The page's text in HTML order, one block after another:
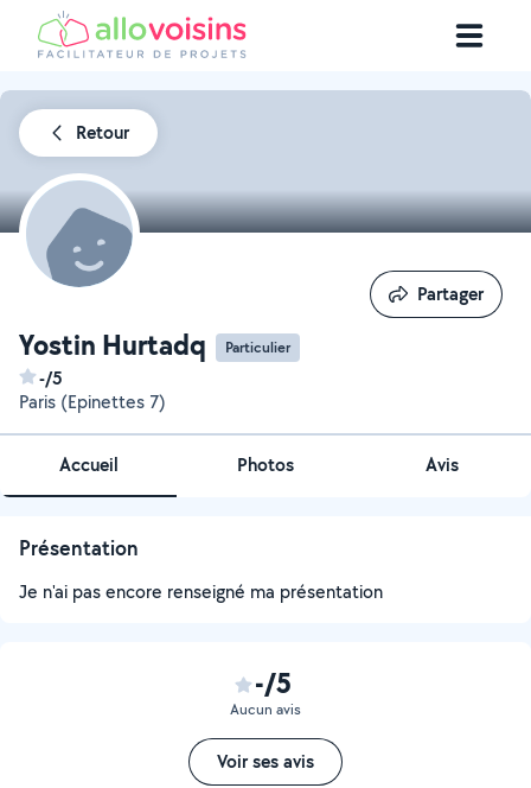
Retour
Yostin Hurtadq Particulier
-/5
Paris (Epinettes 7)
Partager
Partager
Accueil Photos Avis
Présentation
Je n'ai pas encore renseigné ma présentation
-/5
Aucun avis
Voir ses avis